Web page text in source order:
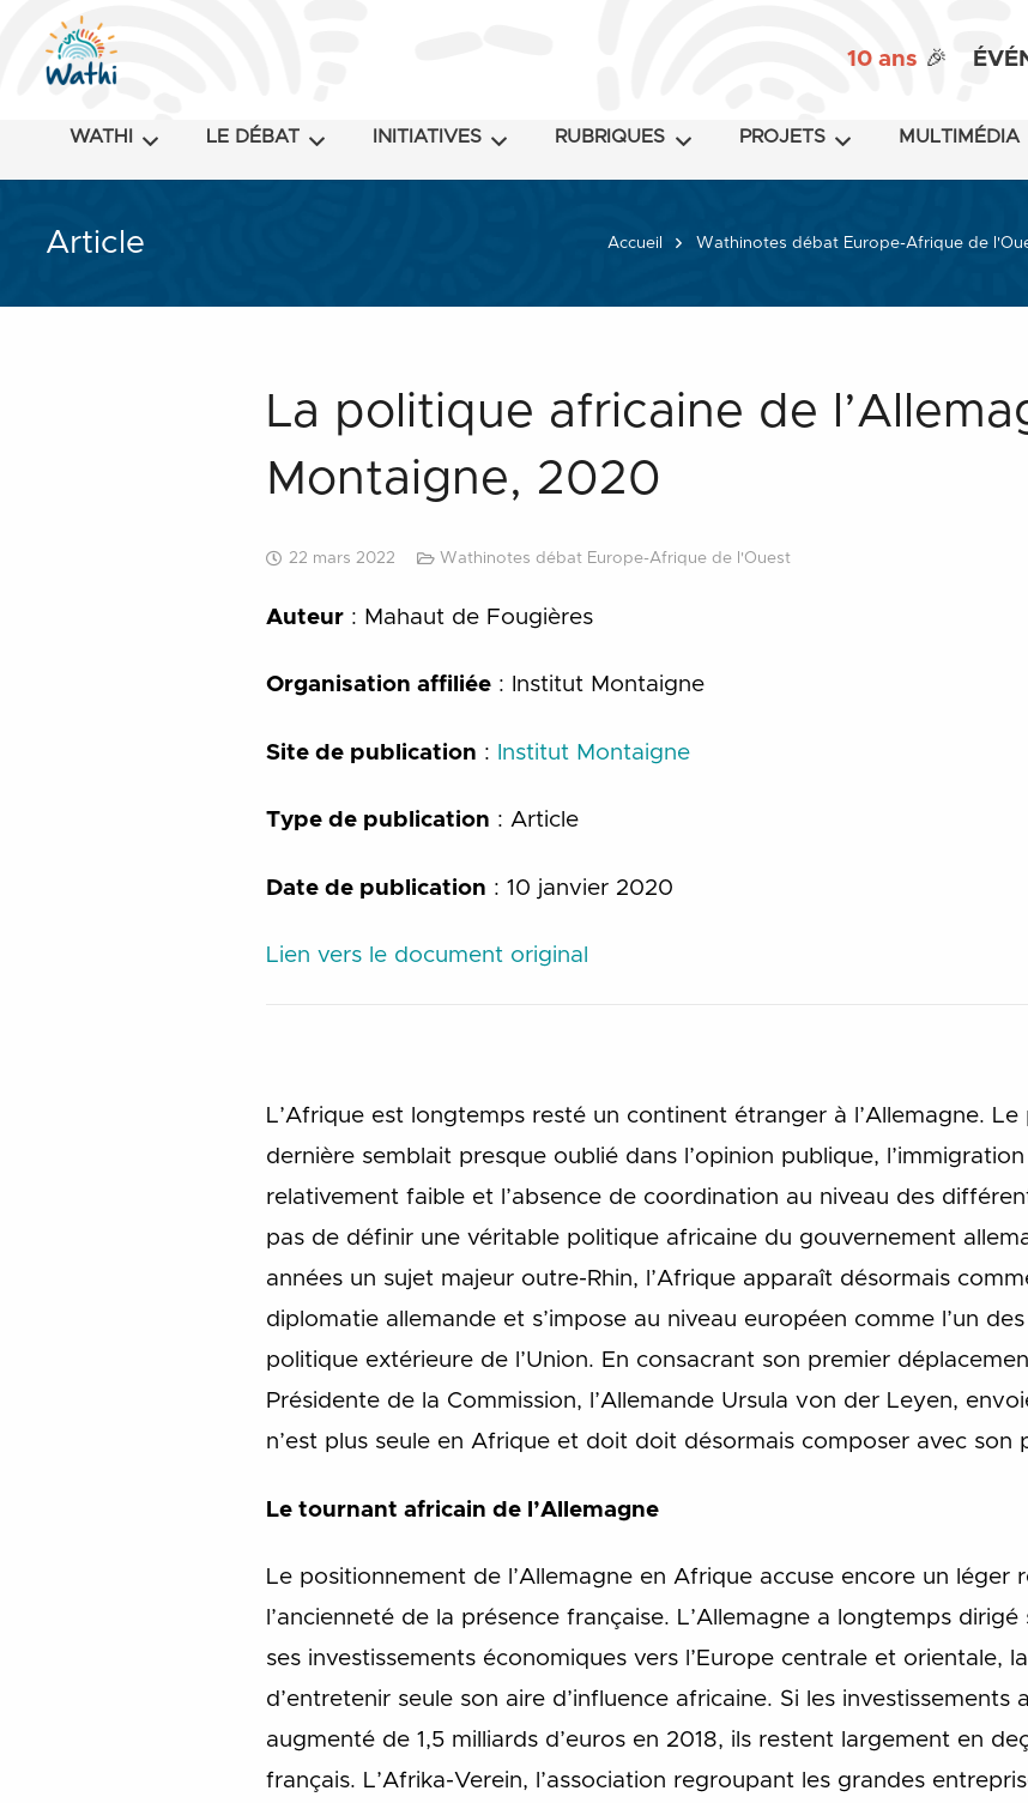
10 ans 🎉
WATHI LE DÉBAT INITIATIVES RUBRIQUES PROJETS MULTIMÉDIA
Article Accueil Wathinotes débat Europe-Afrique de
La politique africaine de
Montaigne, 2020
22 mars 2022 Wathinotes débat Europe-Afrique de l'Ouest
Auteur : Mahaut de Fougières
Organisation affiliée : Institut Montaigne
Site de publication : Institut Montaigne
Type de publication : Article
Date de publication : 10 janvier 2020
Lien vers le document original
L’Afrique est longtemps resté un continent étranger à l’Allemagne.
dernière semblait presque oublié dans l’opinion publique,
relativement faible et l’absence de coordination au niveau des
pas de définir une véritable politique africaine du gouvernement
années un sujet majeur outre-Rhin, l’Afrique apparaît désormais
diplomatie allemande et s’impose au niveau européen comme l’un
politique extérieure de l’Union. En consacrant son premier
Présidente de la Commission, l’Allemande Ursula von der Leyen,
n’est plus seule en Afrique et doit doit désormais composer avec son
Le tournant africain de l’Allemagne
Le positionnement de l’Allemagne en Afrique accuse encore un léger
l’ancienneté de la présence française. L’Allemagne a longtemps
ses investissements économiques vers l’Europe centrale et orientale,
d’entretenir seule son aire d’influence africaine. Si les investissements
augmenté de 1,5 milliards d’euros en 2018, ils restent largement en
français. L’Afrika-Verein, l’association regroupant les grandes